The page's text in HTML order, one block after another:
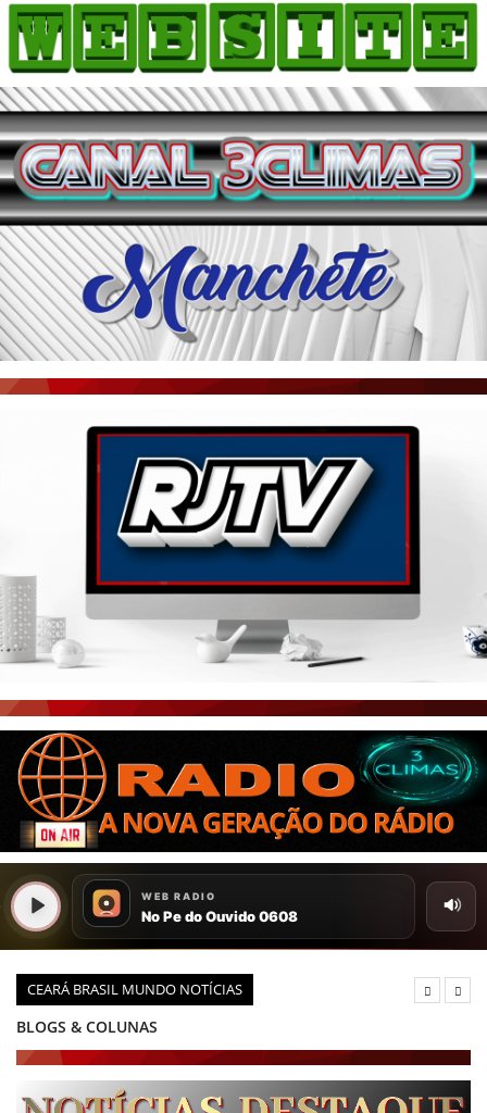
CEARÁ BRASIL MUNDO NOTÍCIAS
BLOGS & COLUNAS
PODCAST - PONTO DE VISTA
HOME
COMO ANUNCIAR
JORNAIS DO BRASIL
PODCAST/NOTÍCIAS
AS NOTÍCIAS DO DIA
ACONTECEU...VIROU MANCHETE!
BLOGS & COLUNAS
AGÊNCIA DE NOTÍCIAS
CNN BRASIL
PORTAL CEARÁ
ÚLTIMAS POSTAGENS
BOAS NOTÍCIAS...VIRAM MANCHETE!
CEARÁ BRASIL NOTÍCIAS
CEARÁ BRASIL MUNDO 1
BRASIL DE FATO
NOTÍCIAS GERAIS
CONECTE-SE
REGISTO